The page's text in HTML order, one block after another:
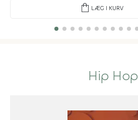
shopping_bag LÆG I KURV
Hip Hop